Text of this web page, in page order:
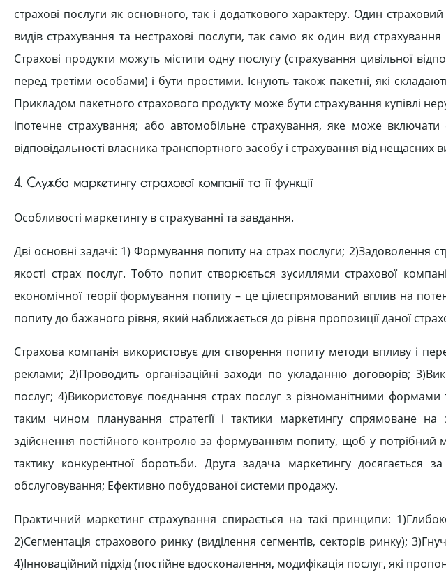
страхові послуги як основного, так і додаткового характеру. Один
видів страхування та нестрахові послуги, так само як один вид
Страхові продукти можуть містити одну послугу (страхування цивільної
перед третіми особами) і бути простими. Існують також пакетні, які
Прикладом пакетного страхового продукту може бути страхування купівлі
іпотечне страхування; або автомобільне страхування, яке може включати
відповідальності власника транспортного засобу і страхування від нещасних
4. Служба маркетингу страхової компанії та її функції
Особливості маркетингу в страхуванні та завдання.
Дві основні задачі: 1) Формування попиту на страх послуги; 2)Задоволення
якості страх послуг. Тобто попит створюється зусиллями страхової
економічної теорії формування попиту – це цілеспрямований вплив на
попиту до бажаного рівня, який наближається до рівня пропозиції даної
Страхова компанія використовує для створення попиту методи впливу і
реклами; 2)Проводить організаційні заходи по укладанню договорів;
послуг; 4)Використовує поєднання страх послуг з різноманітними
таким чином планування стратегії і тактики маркетингу спрямоване
здійснення постійного контролю за формуванням попиту, щоб у потрібний
тактику конкурентної боротьби. Друга задача маркетингу досягається
обслуговування; Ефективно побудованої системи продажу.
Практичний маркетинг страхування спирається на такі принципи:
2)Сегментація страхового ринку (виділення сегментів, секторів ринку);
4)Інноваційний підхід (постійне вдосконалення, модифікація послуг, які